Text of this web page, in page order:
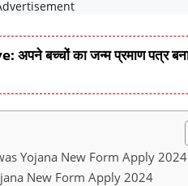
बच्चों का जन्म प्रमाण पत्र
Yojana New Form Apply 2024
New Form Apply 2024